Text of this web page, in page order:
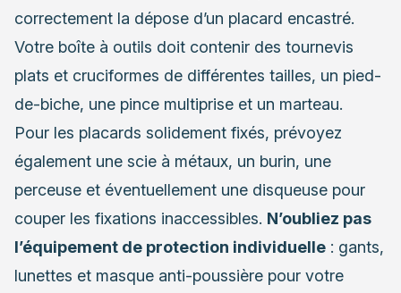
correctement la dépose d’un placard encastré.
Votre boîte à outils doit contenir des tournevis
plats et cruciformes de différentes tailles, un pied-
de-biche, une pince multiprise et un marteau.
Pour les placards solidement fixés, prévoyez
également une scie à métaux, un burin, une
perceuse et éventuellement une disqueuse pour
couper les fixations inaccessibles. N’oubliez pas
l’équipement de protection individuelle : gants,
lunettes et masque anti-poussière pour votre